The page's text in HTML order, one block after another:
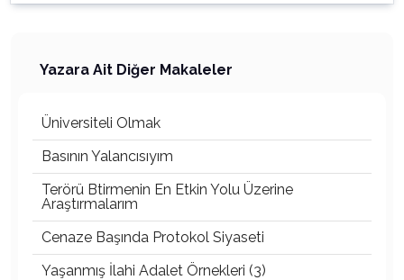
Yazara Ait Diğer Makaleler
Üniversiteli Olmak
Basının Yalancısıyım
Terörü Btirmenin En Etkin Yolu Üzerine
Araştırmalarım
Cenaze Başında Protokol Siyaseti
Yaşanmış İlahi Adalet Örnekleri (3)